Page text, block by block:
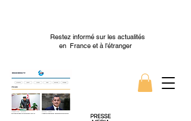
Restez informé sur les actualités
en France et à l’étranger